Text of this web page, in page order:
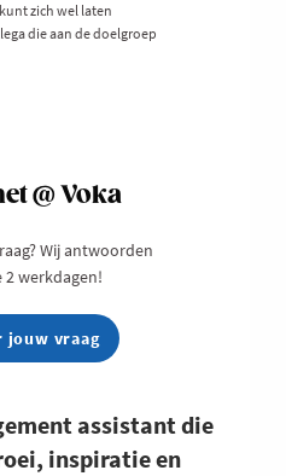
assistant die
inspiratie en
zich wel laten
die aan de doelgroep
@ Voka
Wij antwoorden
2 werkdagen!
jouw vraag